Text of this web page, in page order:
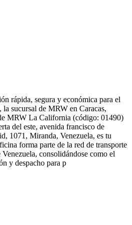
rápida, segura y económica para el
la sucursal de MRW en Caracas,
MRW La California (código: 01490)
del este, avenida francisco de
1071, Miranda, Venezuela, es tu
forma parte de la red de transporte
Venezuela, consolidándose como el
y despacho para p